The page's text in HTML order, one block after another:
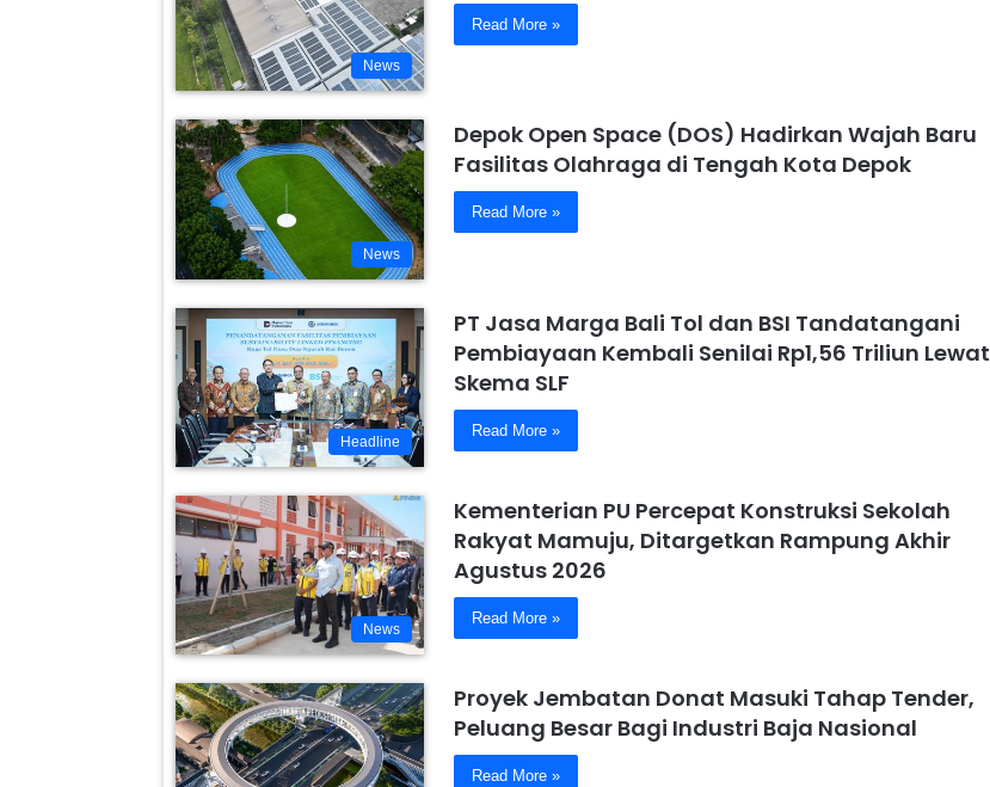
News
Read More »
News
Depok Open Space (DOS) Hadirkan Wajah Baru
Fasilitas Olahraga di Tengah Kota Depok
Read More »
Headline
PT Jasa Marga Bali Tol dan BSI Tandatangani
Pembiayaan Kembali Senilai Rp1,56 Triliun Lewat
Skema SLF
Read More »
News
Kementerian PU Percepat Konstruksi Sekolah
Rakyat Mamuju, Ditargetkan Rampung Akhir
Agustus 2026
Read More »
Proyek Jembatan Donat Masuki Tahap Tender,
Peluang Besar Bagi Industri Baja Nasional
Read More »